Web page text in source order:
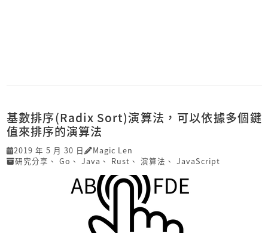
基數排序(Radix Sort)演算法，可以依據多個鍵
值來排序的演算法
2019 年 5 月 30 日
Magic Len
研究分享 、 Go 、 Java 、 Rust 、 演算法 、 JavaScript